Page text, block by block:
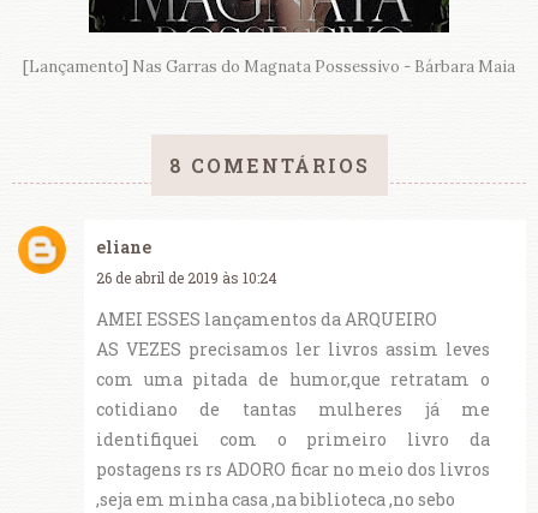
[Lançamento] Nas Garras do Magnata Possessivo - Bárbara Maia
8 COMENTÁRIOS
eliane
26 de abril de 2019 às 10:24
AMEI ESSES lançamentos da ARQUEIRO
AS VEZES precisamos ler livros assim leves
com uma pitada de humor,que retratam o
cotidiano de tantas mulheres já me
identifiquei com o primeiro livro da
postagens rs rs ADORO ficar no meio dos livros
,seja em minha casa ,na biblioteca ,no sebo